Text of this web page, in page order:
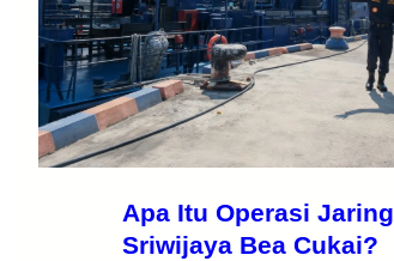
Apa Itu Operasi Jaring
Sriwijaya Bea Cukai?